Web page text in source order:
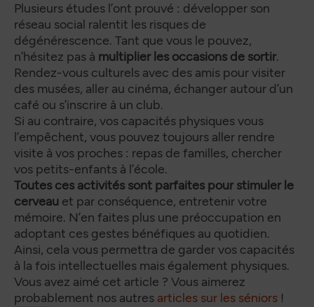
Plusieurs études l’ont prouvé : développer son
réseau social ralentit les risques de
dégénérescence. Tant que vous le pouvez,
n’hésitez pas à multiplier les occasions de sortir.
Rendez-vous culturels avec des amis pour visiter
des musées, aller au cinéma, échanger autour d’un
café ou s’inscrire à un club.
Si au contraire, vos capacités physiques vous
l’empêchent, vous pouvez toujours aller rendre
visite à vos proches : repas de familles, chercher
vos petits-enfants à l’école.
Toutes ces activités sont parfaites pour stimuler le
cerveau et par conséquence, entretenir votre
mémoire. N’en faites plus une préoccupation en
adoptant ces gestes bénéfiques au quotidien.
Ainsi, cela vous permettra de garder vos capacités
à la fois intellectuelles mais également physiques.
Vous avez aimé cet article ? Vous aimerez
probablement nos autres articles sur les séniors !